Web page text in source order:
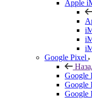
Apple
Google Pixel
Google
Google
Google